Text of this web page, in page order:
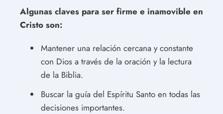
Algunas claves para ser firme e inamovible en
Cristo son:
Mantener una relación cercana y constante
con Dios a través de la oración y la lectura
de la Biblia.
Buscar la guía del Espíritu Santo en todas las
decisiones importantes.